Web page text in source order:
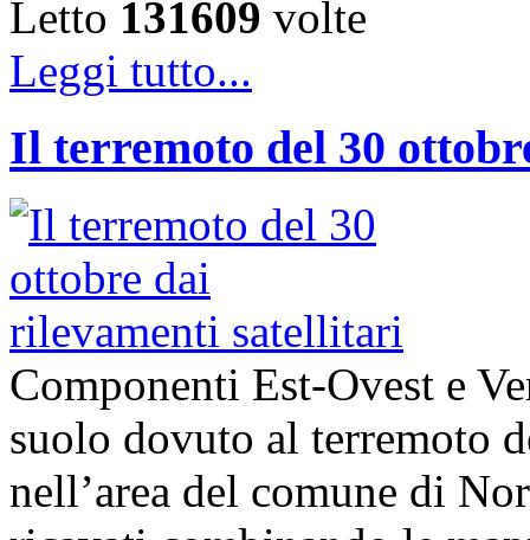
Letto 131609 volte
Leggi tutto...
Il terremoto del 30
Componenti Est-Ovest e
suolo dovuto al terremoto
nell’area del comune di